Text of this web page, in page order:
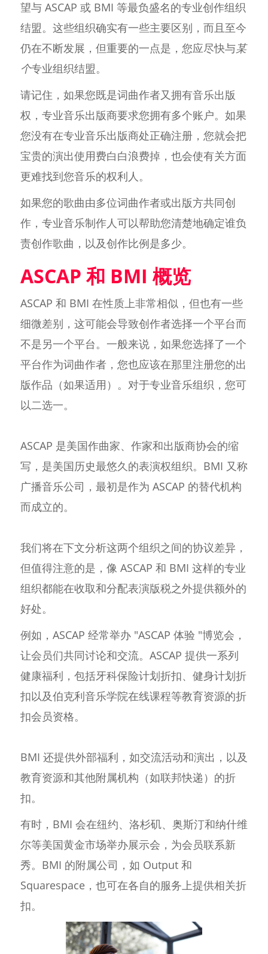
望与 ASCAP 或 BMI 等最负盛名的专业创作组织
结盟。这些组织确实有一些主要区别，而且至今
仍在不断发展，但重要的一点是，您应尽快与某
个专业组织结盟。
请记住，如果您既是词曲作者又拥有音乐出版
权，专业音乐出版商要求您拥有多个账户。如果
您没有在专业音乐出版商处正确注册，您就会把
宝贵的演出使用费白白浪费掉，也会使有关方面
更难找到您音乐的权利人。
如果您的歌曲由多位词曲作者或出版方共同创
作，专业音乐制作人可以帮助您清楚地确定谁负
责创作歌曲，以及创作比例是多少。
ASCAP 和 BMI 概览
ASCAP 和 BMI 在性质上非常相似，但也有一些
细微差别，这可能会导致创作者选择一个平台而
不是另一个平台。一般来说，如果您选择了一个
平台作为词曲作者，您也应该在那里注册您的出
版作品（如果适用）。对于专业音乐组织，您可
以二选一。
ASCAP 是美国作曲家、作家和出版商协会的缩
写，是美国历史最悠久的表演权组织。BMI 又称
广播音乐公司，最初是作为 ASCAP 的替代机构
而成立的。
我们将在下文分析这两个组织之间的协议差异，
但值得注意的是，像 ASCAP 和 BMI 这样的专业
组织都能在收取和分配表演版税之外提供额外的
好处。
例如，ASCAP 经常举办 "ASCAP 体验 "博览会，
让会员们共同讨论和交流。ASCAP 提供一系列
健康福利，包括牙科保险计划折扣、健身计划折
扣以及伯克利音乐学院在线课程等教育资源的折
扣会员资格。
BMI 还提供外部福利，如交流活动和演出，以及
教育资源和其他附属机构（如联邦快递）的折
扣。
有时，BMI 会在纽约、洛杉矶、奥斯汀和纳什维
尔等美国黄金市场举办展示会，为会员联系新
秀。BMI 的附属公司，如 Output 和
Squarespace，也可在各自的服务上提供相关折
扣。